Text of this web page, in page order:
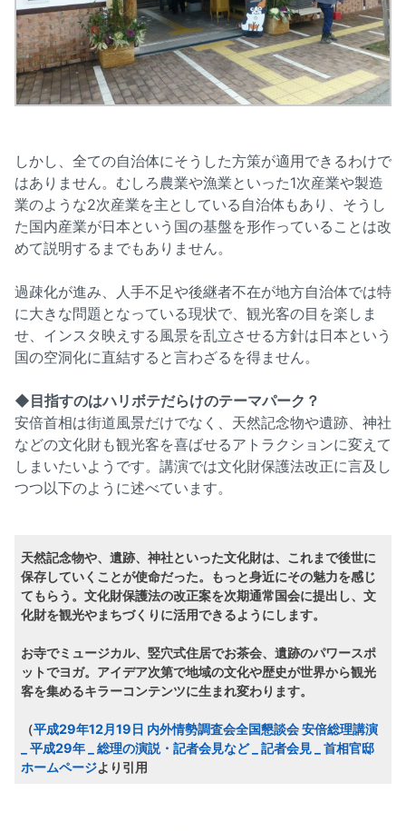
しかし、全ての自治体にそうした方策が適用できるわけで
はありません。むしろ農業や漁業といった1次産業や製造
業のような2次産業を主としている自治体もあり、そうし
た国内産業が日本という国の基盤を形作っていることは改
めて説明するまでもありません。
過疎化が進み、人手不足や後継者不在が地方自治体では特
に大きな問題となっている現状で、観光客の目を楽しま
せ、インスタ映えする風景を乱立させる方針は日本という
国の空洞化に直結すると言わざるを得ません。
◆目指すのはハリボテだらけのテーマパーク？
安倍首相は街道風景だけでなく、天然記念物や遺跡、神社
などの文化財も観光客を喜ばせるアトラクションに変えて
しまいたいようです。講演では文化財保護法改正に言及し
つつ以下のように述べています。
天然記念物や、遺跡、神社といった文化財は、これまで後世に
保存していくことが使命だった。もっと身近にその魅力を感じ
てもらう。文化財保護法の改正案を次期通常国会に提出し、文
化財を観光やまちづくりに活用できるようにします。
お寺でミュージカル、竪穴式住居でお茶会、遺跡のパワースポ
ットでヨガ。アイデア次第で地域の文化や歴史が世界から観光
客を集めるキラーコンテンツに生まれ変わります。
（平成29年12月19日 内外情勢調査会全国懇談会 安倍総理講演
_ 平成29年 _ 総理の演説・記者会見など _ 記者会見 _ 首相官邸
ホームページより引用